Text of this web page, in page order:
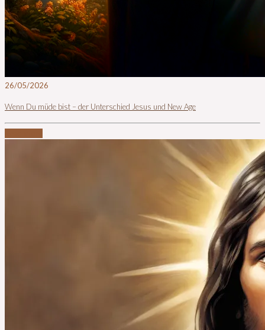
26/05/2026
Wenn Du müde bist – der Unterschied Jesus und New Age